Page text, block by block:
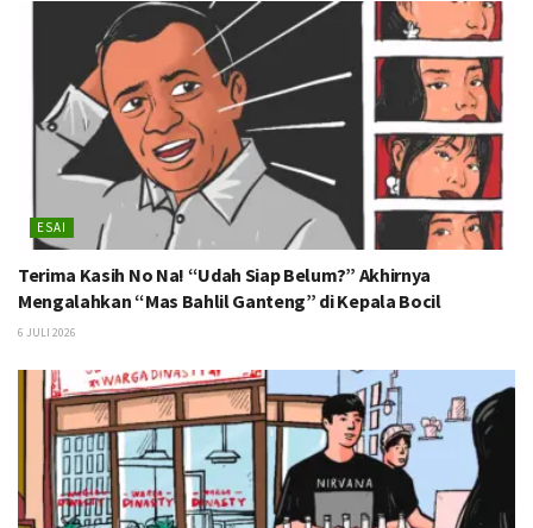
ESAI
Terima Kasih No Na! “Udah Siap Belum?” Akhirnya
Mengalahkan “Mas Bahlil Ganteng” di Kepala Bocil
6 JULI 2026